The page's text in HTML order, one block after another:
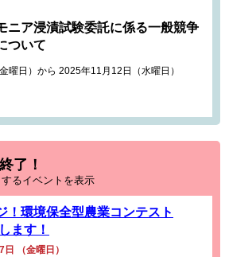
ニア浸漬試験委託に係る一般競争
ついて
曜日）から 2025年11月12日（水曜日）
了！
るイベントを表示
！環境保全型農業コンテスト
ます！
（金曜日）